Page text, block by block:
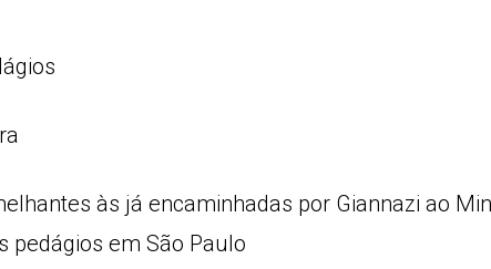
às já encaminhadas por Giannazi ao
pedágios em São Paulo